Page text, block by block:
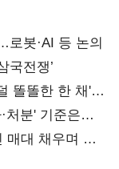
봇·AI 등 논의
국전쟁’
똘똘한 한 채'
처분' 기준은
매대 채우며 문